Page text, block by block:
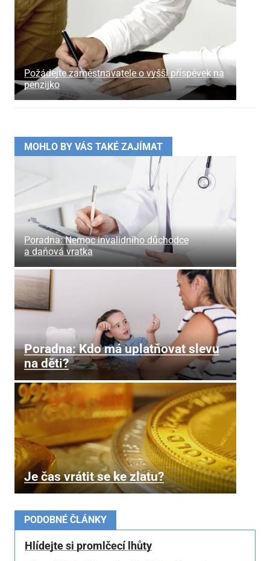
Požádejte zaměstnavatele o vyšší příspěvek na
penzijko
MOHLO BY VÁS TAKÉ ZAJÍMAT
Poradna: Nemoc invalidního důchodce
a daňová vratka
Poradna: Kdo má uplatňovat slevu
na děti?
Je čas vrátit se ke zlatu?
PODOBNÉ ČLÁNKY
Hlídejte si promlčecí lhůty